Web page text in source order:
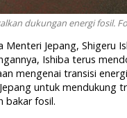
dukungan energi fosil.
Menteri Jepang, Shigeru
Ishiba terus
mengenai transisi
untuk mendukung
bakar fosil.